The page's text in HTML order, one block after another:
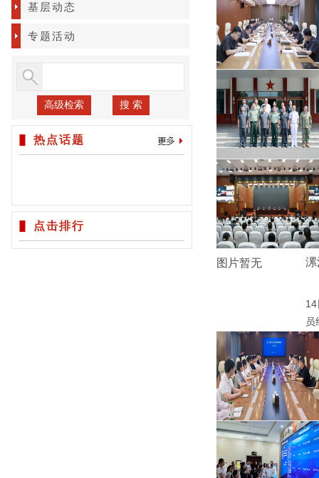
基层动态
专题活动
高级检索 搜 索
热点话题
点击排行
图片暂无 漯
员